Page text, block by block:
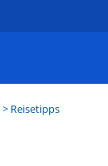
> Reisetipps